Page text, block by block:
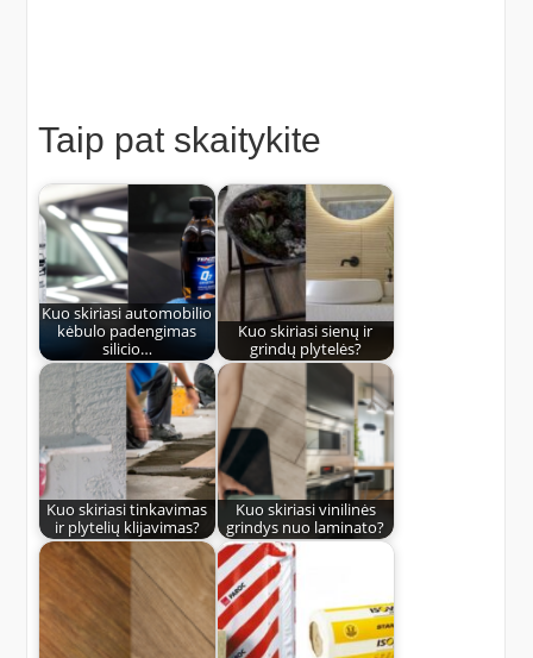
Taip pat skaitykite
Kuo skiriasi automobilio
kėbulo padengimas
silicio…
Kuo skiriasi sienų ir
grindų plytelės?
Kuo skiriasi tinkavimas
ir plytelių klijavimas?
Kuo skiriasi vinilinės
grindys nuo laminato?